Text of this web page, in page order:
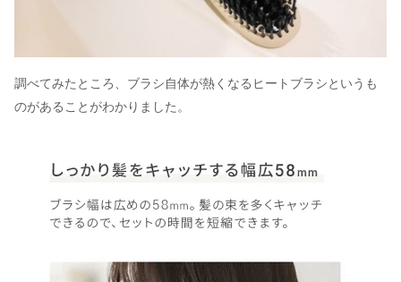
調べてみたところ、ブラシ自体が熱くなるヒートブラシというも
のがあることがわかりました。